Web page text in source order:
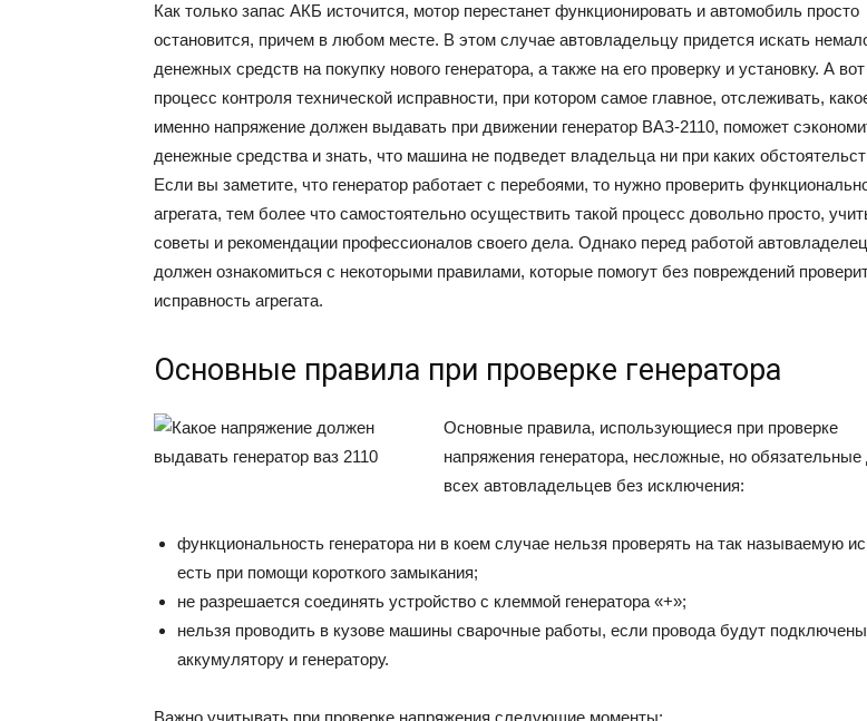
Как только запас АКБ источится, мотор перестанет функционировать и автомобиль просто
остановится, причем в любом месте. В этом случае автовладельцу придется искать
денежных средств на покупку нового генератора, а также на его проверку и установку. А вот
процесс контроля технической исправности, при котором самое главное, отслеживать,
именно напряжение должен выдавать при движении генератор ВАЗ-2110, поможет
денежные средства и знать, что машина не подведет владельца ни при каких
Если вы заметите, что генератор работает с перебоями, то нужно проверить
агрегата, тем более что самостоятельно осуществить такой процесс довольно просто,
советы и рекомендации профессионалов своего дела. Однако перед работой автовладелец
должен ознакомиться с некоторыми правилами, которые помогут без повреждений
исправность агрегата.
Основные правила при проверке генератора
Основные правила, использующиеся при проверке
напряжения генератора, несложные, но обязательные
всех автовладельцев без исключения:
функциональность генератора ни в коем случае нельзя проверять на так называемую
есть при помощи короткого замыкания;
не разрешается соединять устройство с клеммой генератора «+»;
нельзя проводить в кузове машины сварочные работы, если провода будут
аккумулятору и генератору.
Важно учитывать при проверке напряжения следующие моменты: